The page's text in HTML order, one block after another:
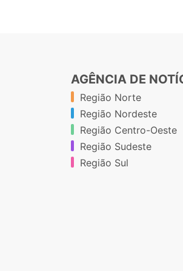
AGÊNCIA DE
Região Norte
Região Nordeste
Região Centro-Oeste
Região Sudeste
Região Sul